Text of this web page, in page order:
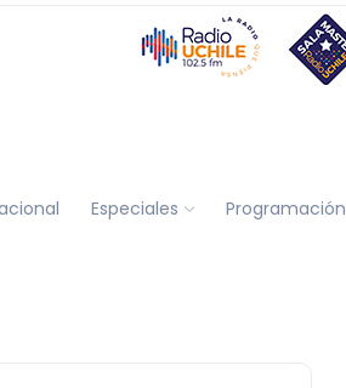
Especiales Programación